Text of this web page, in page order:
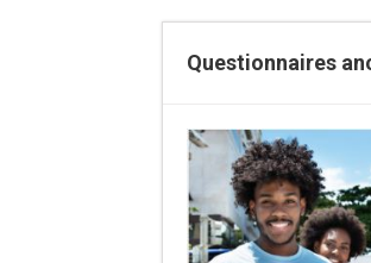
Questionnaires